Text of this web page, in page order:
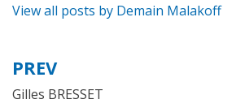
View all posts by Demain Malakoff
Navigation
de
PREV
Gilles BRESSET